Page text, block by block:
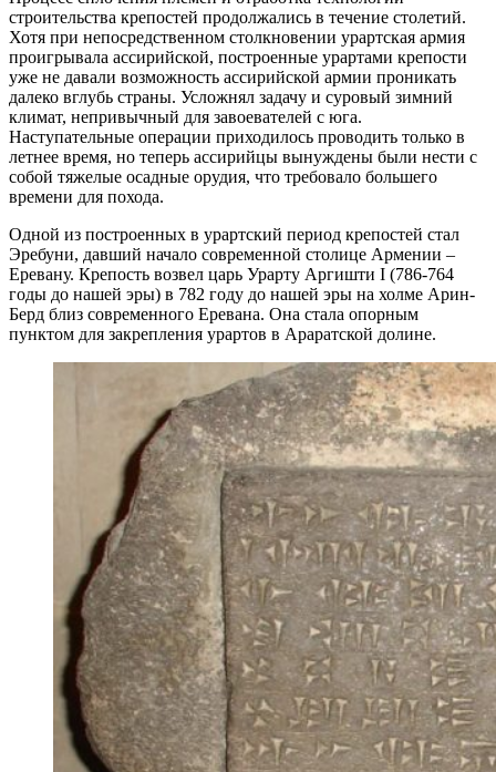
строительства крепостей продолжались в течение столетий.
Хотя при непосредственном столкновении урартская армия
проигрывала ассирийской, построенные урартами крепости
уже не давали возможность ассирийской армии проникать
далеко вглубь страны. Усложнял задачу и суровый зимний
климат, непривычный для завоевателей с юга.
Наступательные операции приходилось проводить только в
летнее время, но теперь ассирийцы вынуждены были нести с
собой тяжелые осадные орудия, что требовало большего
времени для похода.
Одной из построенных в урартский период крепостей стал
Эребуни, давший начало современной столице Армении –
Еревану. Крепость возвел царь Урарту Аргишти I (786-764
годы до нашей эры) в 782 году до нашей эры на холме Арин-
Берд близ современного Еревана. Она стала опорным
пунктом для закрепления урартов в Араратской долине.